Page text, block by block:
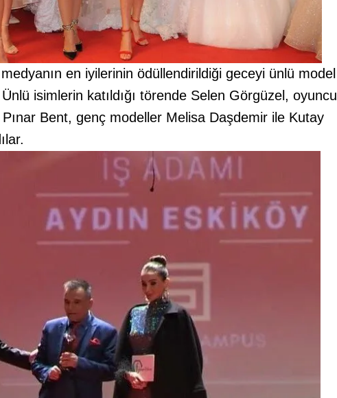
en iyilerinin ödüllendirildiği geceyi ünlü model
isimlerin katıldığı törende Selen Görgüzel, oyuncu
Pınar Bent, genç modeller Melisa Daşdemir ile Kutay